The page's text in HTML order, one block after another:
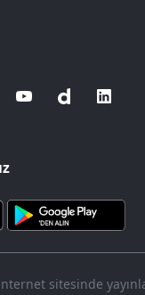
sitesinde